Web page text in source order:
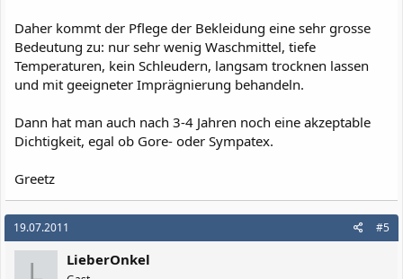
Daher kommt der Pflege der Bekleidung eine sehr grosse
Bedeutung zu: nur sehr wenig Waschmittel, tiefe
Temperaturen, kein Schleudern, langsam trocknen lassen
und mit geeigneter Imprägnierung behandeln.
Dann hat man auch nach 3-4 Jahren noch eine akzeptable
Dichtigkeit, egal ob Gore- oder Sympatex.
Greetz
19.07.2011 #5
L LieberOnkel